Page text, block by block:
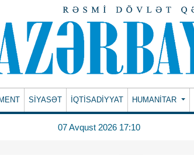
SİYASƏT İQTİSADİYYAT HUMANITAR
07 Avqust 2026 17:10